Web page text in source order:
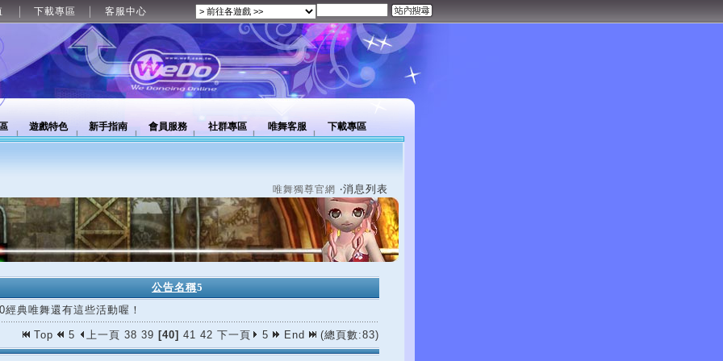
下載專區 客服中心
遊戲特色 新手指南 會員服務 社群專區 唯舞客服 下載專區
唯舞獨尊官網 ‧消息列表
公告名稱5
經典唯舞還有這些活動喔！
Top 5 上一頁 38 39 [40] 41 42 下一頁 5 End (總頁數:83)